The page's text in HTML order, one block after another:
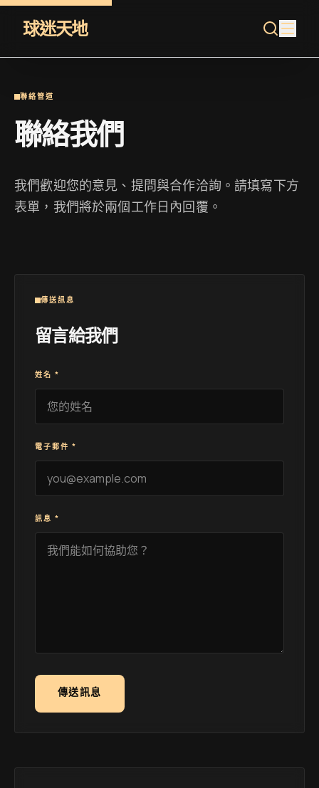
球迷天地
聯絡管道
聯絡我們
我們歡迎您的意見、提問與合作洽詢。請填寫下方
表單，我們將於兩個工作日內回覆。
傳送訊息
留言給我們
姓名 *
電子郵件 *
訊息 *
傳送訊息